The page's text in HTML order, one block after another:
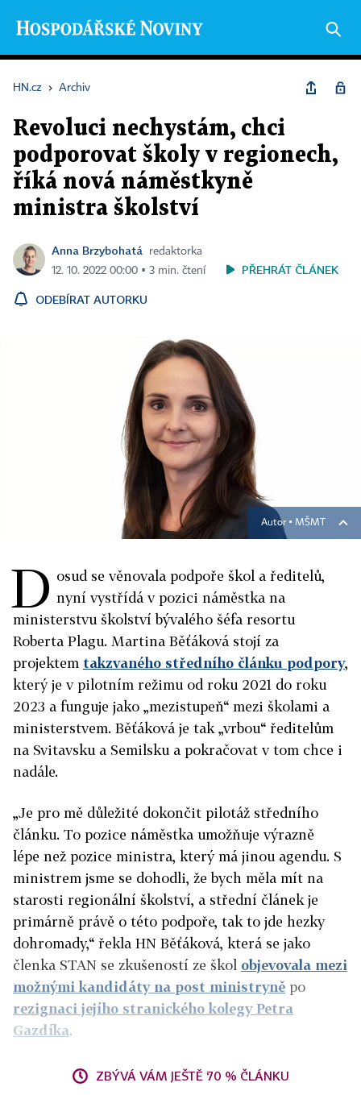
HN.cz › Archiv
Revoluci nechystám, chci
podporovat školy v regionech,
říká nová náměstkyně
ministra školství
Anna Brzybohatá
redaktorka
12. 10. 2022 00:00 ▪ 3 min. čtení
PŘEHRÁT ČLÁNEK
ODEBÍRAT AUTORKU
Autor ▪ MŠMT
D osud se věnovala podpoře škol a ředitelů,
nyní vystřídá v pozici náměstka na
ministerstvu školství bývalého šéfa resortu
Roberta Plagu. Martina Běťáková stojí za
projektem takzvaného středního článku podpory,
který je v pilotním režimu od roku 2021 do roku
2023 a funguje jako „mezistupeň“ mezi školami a
ministerstvem. Běťáková je tak „vrbou“ ředitelům
na Svitavsku a Semilsku a pokračovat v tom chce i
nadále.
„Je pro mě důležité dokončit pilotáž středního
článku. To pozice náměstka umožňuje výrazně
lépe než pozice ministra, který má jinou agendu. S
ministrem jsme se dohodli, že bych měla mít na
starosti regionální školství, a střední článek je
primárně právě o této podpoře, tak to jde hezky
dohromady,“ řekla HN Běťáková, která se jako
členka STAN se zkušeností ze škol objevovala mezi
možnými kandidáty na post ministryně po
rezignaci jejího stranického kolegy Petra
Gazdíka.
ZBÝVÁ VÁM JEŠTĚ 70 % ČLÁNKU